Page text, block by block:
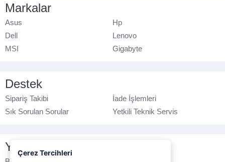
Markalar
Asus
Hp
Dell
Lenovo
MSI
Gigabyte
Destek
Sipariş Takibi
İade İşlemleri
Sık Sorulan Sorular
Yetkili Teknik Servis
Yasal Bilgilendirme
Çerez Tercihleri